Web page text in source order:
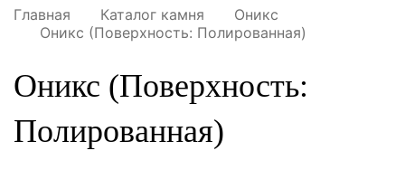
Главная Каталог камня
Оникс
Оникс (Поверхность: Полированная)
Оникс (Поверхность:
Полированная)